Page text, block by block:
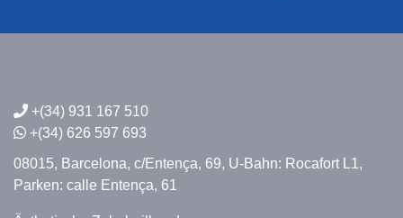
+(34) 931 167 510
+(34) 626 597 693
08015, Barcelona, c/Entença, 69, U-Bahn: Rocafort L1,
Parken: calle Entença, 61